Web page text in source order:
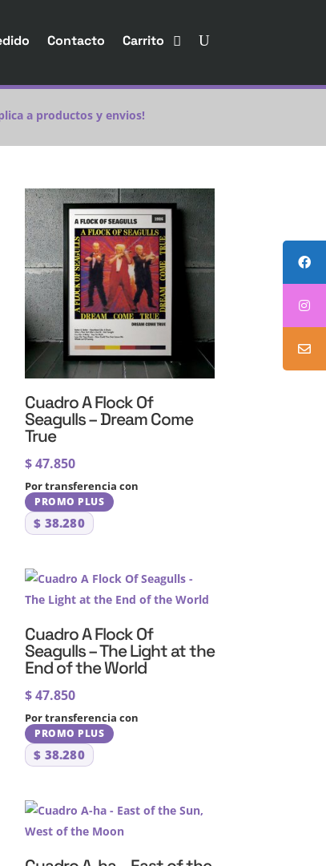
Contacto Carrito
a productos y envios!
Cuadro A Flock Of
Seagulls – Dream Come
True
$47.850
Por transferencia con
PROMO PLUS
$ 38.280
Cuadro A Flock Of
Seagulls – The Light at the
End of the World
$47.850
Por transferencia con
PROMO PLUS
$ 38.280